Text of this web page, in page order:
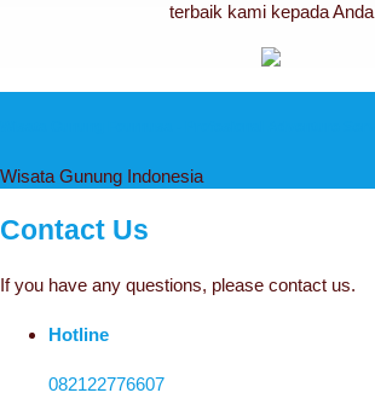
terbaik kami kepada Anda
Wisata Gunung Indonesia
Contact Us
If you have any questions, please contact us.
Hotline
082122776607